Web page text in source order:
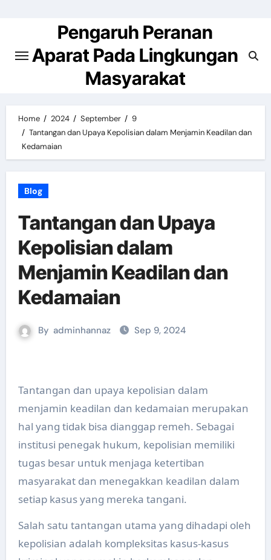
Pengaruh Peranan
Aparat Pada Lingkungan
Masyarakat
Home 2024 September
9
Tantangan dan Upaya Kepolisian dalam Menjamin Keadilan dan
Kedamaian
Blog
Tantangan dan Upaya
Kepolisian dalam
Menjamin Keadilan dan
Kedamaian
By adminhannaz Sep 9, 2024
Tantangan dan upaya kepolisian dalam
menjamin keadilan dan kedamaian merupakan
hal yang tidak bisa dianggap remeh. Sebagai
institusi penegak hukum, kepolisian memiliki
tugas besar untuk menjaga ketertiban
masyarakat dan menegakkan keadilan dalam
setiap kasus yang mereka tangani.
Salah satu tantangan utama yang dihadapi oleh
kepolisian adalah kompleksitas kasus-kasus